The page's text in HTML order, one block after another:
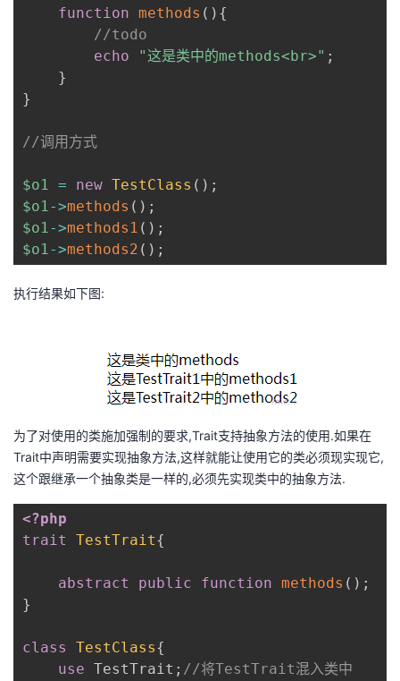
function methods ( ) {
//todo
echo
"这是类中的methods<br>" ;
}
}
//调用方式
$o1 = new TestClass ( ) ;
$o1->methods ( ) ;
$o1->methods1 ( ) ;
$o1->methods2 ( ) ;
执行结果如下图:
为了对使用的类施加强制的要求,Trait支持抽象方法的使用.如果在
Trait中声明需要实现抽象方法,这样就能让使用它的类必须现实现它,
这个跟继承一个抽象类是一样的,必须先实现类中的抽象方法.
<?php
trait
TestTrait{
abstract public function methods ( ) ;
}
class TestClass{
use TestTrait ; //将TestTrait混入类中